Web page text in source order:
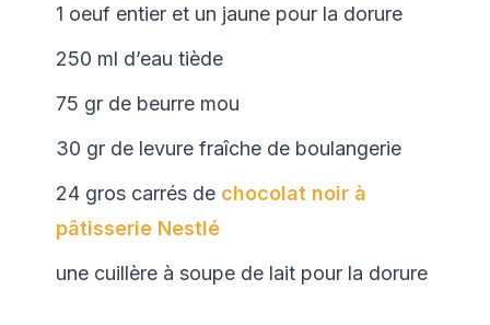
1 oeuf entier et un jaune pour la dorure
250 ml d’eau tiède
75 gr de beurre mou
30 gr de levure fraîche de boulangerie
24 gros carrés de chocolat noir à
pâtisserie Nestlé
une cuillère à soupe de lait pour la dorure